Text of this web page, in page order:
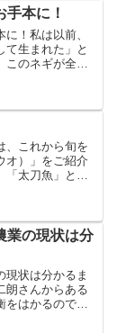
う。いずれ神
手本に！
！私は以前、
て生まれた」と
このネギが全国
のセリ人はこれ
...
、これから旬を
オ）」をご紹介
太刀魚」とい
を...
業の現状は分
現状は分かるま
朗さんからある
をはかるのでは